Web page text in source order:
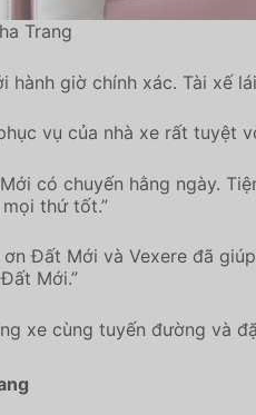
Trang
hành giờ chính xác. Tài xế
vụ của nhà xe rất tuyệt
có chuyến hằng ngày.
thứ tốt.”
ơn Đất Mới và Vexere đã
Mới.”
xe cùng tuyến đường và